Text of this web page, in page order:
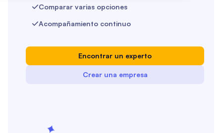
Comparar varias opciones
Acompañamiento continuo
Encontrar un experto
Crear una empresa